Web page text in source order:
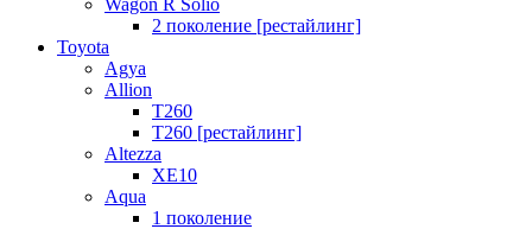
Wagon R Solio
2 поколение [рестайлинг]
Toyota
Agya
Allion
T260
T260 [рестайлинг]
Altezza
XE10
Aqua
1 поколение